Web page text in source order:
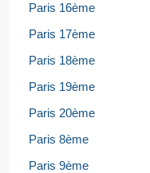
Paris 16ème
Paris 17ème
Paris 18ème
Paris 19ème
Paris 20ème
Paris 8ème
Paris 9ème